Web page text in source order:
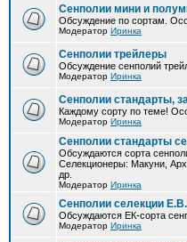
Сенполии мини и
Обсуждение по сортам.
Модератор Иринка
Сенполии трейлеры
Обсуждение сенполий
Модератор Иринка
Сенполии стандарты,
Каждому сорту по теме!
Модератор Иринка
Сенполии стандарты
Обсуждаются сорта
Селекционеры: Макуни,
др.
Модератор Иринка
Сенполии селекции
Обсуждаются ЕК-сорта
Модератор Иринка